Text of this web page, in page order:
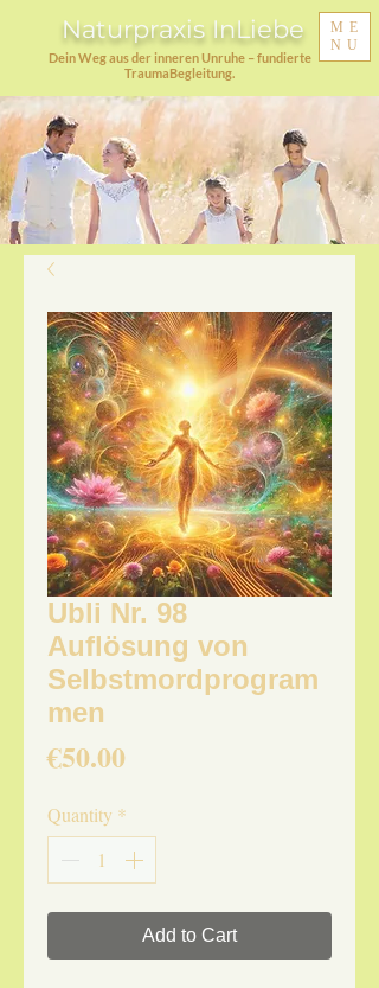
Naturpraxis InLiebe
Dein Weg aus der inneren Unruhe – fundierte
TraumaBegleitung.
ME
NU
Ubli Nr. 98
Auflösung von
Selbstmordprogram
men
€50.00Price
Quantity *
Add to Cart